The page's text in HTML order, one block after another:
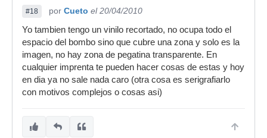
#18 por Cueto el 20/04/2010
Yo tambien tengo un vinilo recortado, no ocupa todo el
espacio del bombo sino que cubre una zona y solo es la
imagen, no hay zona de pegatina transparente. En
cualquier imprenta te pueden hacer cosas de estas y hoy
en dia ya no sale nada caro (otra cosa es serigrafiarlo
con motivos complejos o cosas asi)